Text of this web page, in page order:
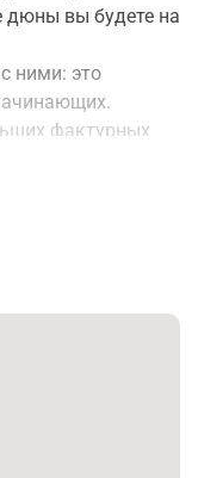
дюны вы будете на
ними: это
фактурных
и угоститесь